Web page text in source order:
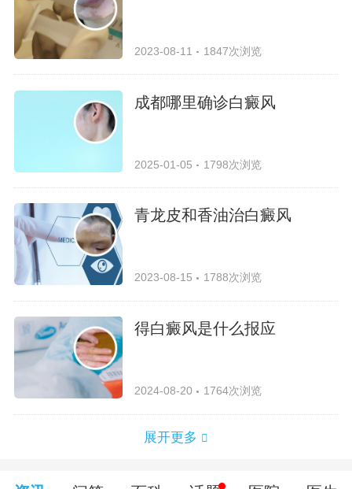
2023-08-11 1847次浏览
成都哪里确诊白癜风
2025-01-05 1798次浏览
青龙皮和香油治白癜风
2023-08-15 1788次浏览
得白癜风是什么报应
2024-08-20 1764次浏览
展开更多